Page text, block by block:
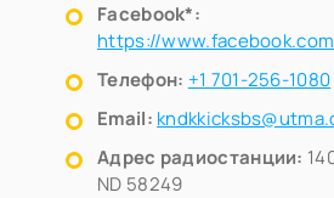
Facebook*:
https://
Телефон: +1 701-256-1080
Email:
Адрес радиостанции:
ND 58249